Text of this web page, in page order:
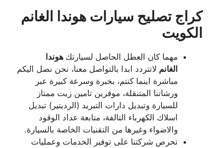
كراج تصليح سيارات هوندا الغانم
الكويت
مهما كان العطل الحاصل لسيارتك هوندا
الغانم لاتتردد ابدا بالتواصل معنا، نحن نصل اليكم
مباشرة اينما كنتم، بخبرة وسرعة كبيرة عبر
ورشاتنا المتنقلة، موفرين تامين زيت ممتاز
للسيارة وتبديل دارات التبريد (الرديتير) تبديل
اسلاك الكهرباء التالفة، متابعة عداد الوقود
والاضواء وغيرها من التقنيات الخاصة بالسيارة.
تحرص شركتنا على توفير الخدمات وعمليات